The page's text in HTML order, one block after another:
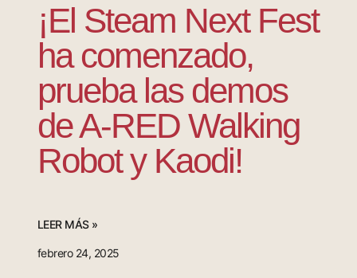
¡El Steam Next Fest
ha comenzado,
prueba las demos
de A-RED Walking
Robot y Kaodi!
LEER MÁS »
febrero 24, 2025